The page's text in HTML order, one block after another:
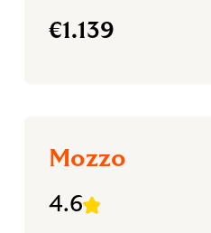
€1.139
Mozzo
4.6